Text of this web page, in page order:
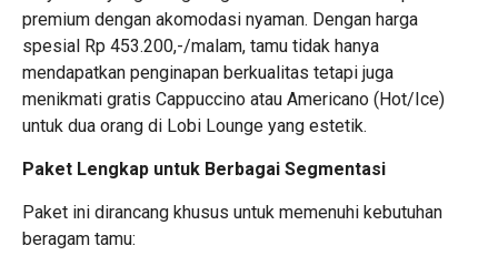
premium dengan akomodasi nyaman. Dengan harga
spesial Rp 453.200,-/malam, tamu tidak hanya
mendapatkan penginapan berkualitas tetapi juga
menikmati gratis Cappuccino atau Americano (Hot/Ice)
untuk dua orang di Lobi Lounge yang estetik.
Paket Lengkap untuk Berbagai Segmentasi
Paket ini dirancang khusus untuk memenuhi kebutuhan
beragam tamu: